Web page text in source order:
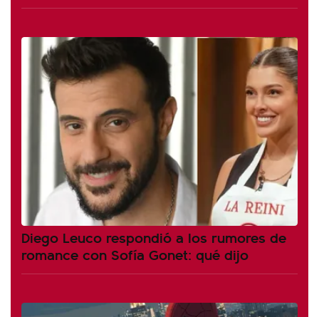
Diego Leuco respondió a los rumores de
romance con Sofía Gonet: qué dijo